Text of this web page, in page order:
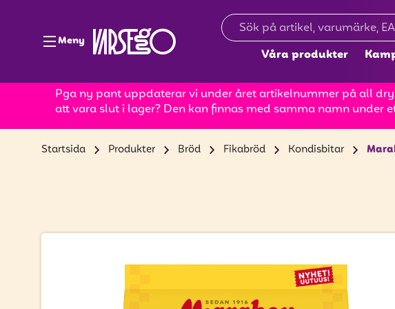
Meny
Våra produkter
Pga ny pant uppdaterar vi under året artikelnummer på all
att vara slut i lager? Den kan finnas med samma namn
Startsida Produkter Bröd Fikabröd Kondisbitar